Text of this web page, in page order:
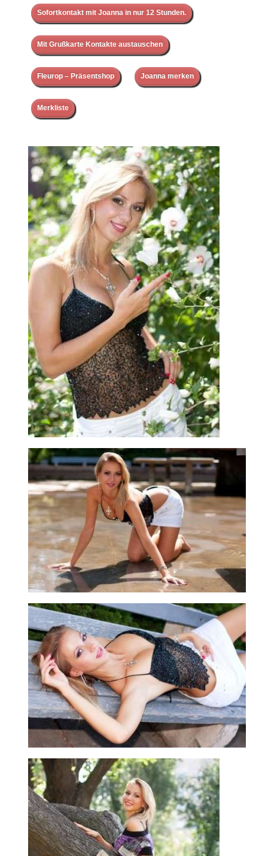
Sofortkontakt mit Joanna in nur 12 Stunden.
Mit Grußkarte Kontakte austauschen
Fleurop – Präsentshop Joanna merken
Merkliste